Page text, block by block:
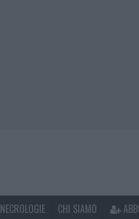
NECROLOGIE CHI SIAMO